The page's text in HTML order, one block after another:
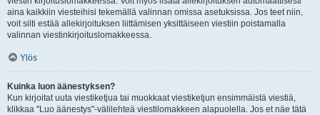
aina kaikkiin viesteihisi tekemällä valinnan omissa asetuksissa. Jos teet niin,
voit silti estää allekirjoituksen liittämisen yksittäiseen viestiin poistamalla
valinnan viestinkirjoituslomakkeessa.
Ylös
Kuinka luon äänestyksen?
Kun kirjoitat uuta viestiketjua tai muokkaat viestiketjun ensimmäistä viestiä,
klikkaa "Luo äänestys"-välilehteä viestilomakkeen alapuolella. Jos et näe tätä